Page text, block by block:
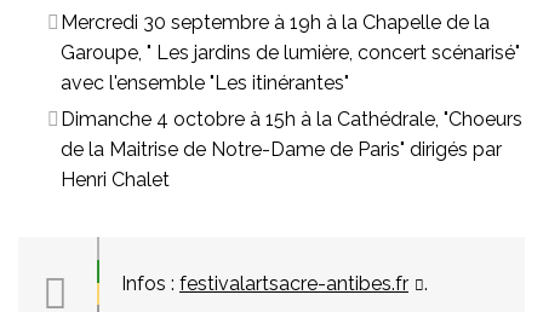
Mercredi 30 septembre à 19h à la Chapelle de la
Garoupe, " Les jardins de lumière, concert scénarisé"
avec l'ensemble "Les itinérantes"
Dimanche 4 octobre à 15h à la Cathédrale, "Choeurs
de la Maitrise de Notre-Dame de Paris" dirigés par
Henri Chalet
Infos : festivalartsacre-antibes.fr .